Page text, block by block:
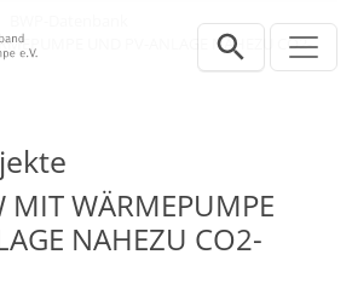
UND PV-ANLAGE NAHEZU CO2-
MIT WÄRMEPUMPE
NAHEZU CO2-